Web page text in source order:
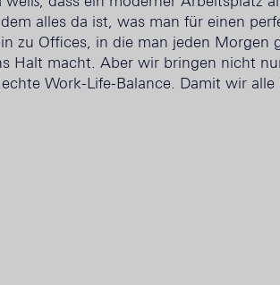
alles da ist, was man für einen
zu Offices, in die man jeden Morgen
Halt macht. Aber wir bringen nicht
Work-Life-Balance. Damit wir alle